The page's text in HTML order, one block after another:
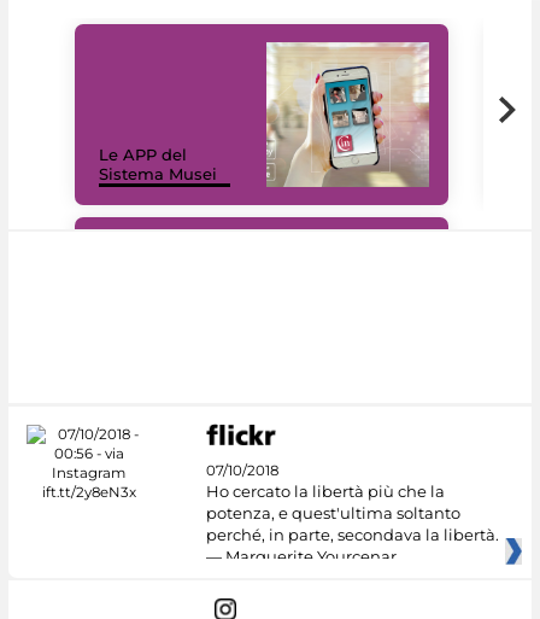
Le APP del
Sistema Musei
07/10/2018
Ho cercato la libertà più che la
potenza, e quest'ultima soltanto
perché, in parte, secondava la libertà.
— Marguerite Yourcenar